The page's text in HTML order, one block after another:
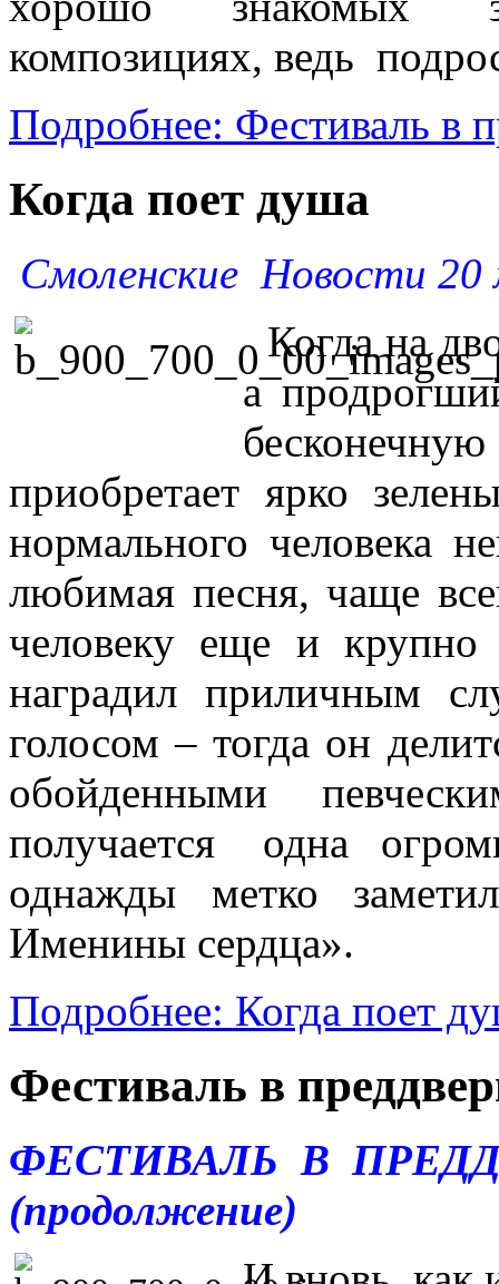
композициях, ведь
Подробнее: Фестиваль в
Когда поет душа
Смоленские
Когда на
а
приобретает ярко
нормального человека
любимая песня, чаще
человеку еще и
наградил приличным
голосом – тогда он
обойденными
получается одна
однажды метко
Именины сердца».
Подробнее: Когда поет
Фестиваль в
ФЕСТИВАЛЬ В
(продолжение)